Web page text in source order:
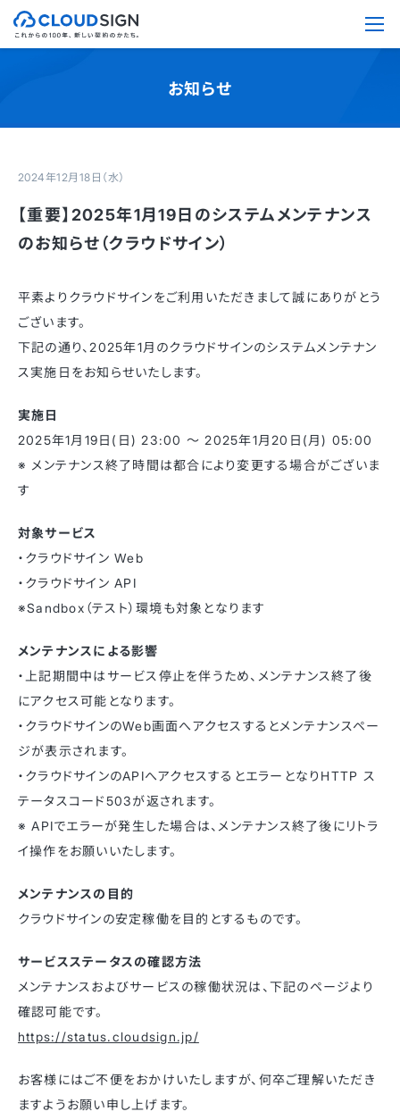
お知らせ
2024年12月18日（水）
【重要】2025年1月19日のシステムメンテナンス
のお知らせ（クラウドサイン）
平素よりクラウドサインをご利用いただきまして誠にありがとう
ございます。
下記の通り、2025年1月のクラウドサインのシステムメンテナン
ス実施日をお知らせいたします。
実施日
2025年1月19日(日) 23:00 〜 2025年1月20日(月) 05:00
※ メンテナンス終了時間は都合により変更する場合がございま
す
対象サービス
・クラウドサイン Web
・クラウドサイン API
※Sandbox（テスト）環境も対象となります
メンテナンスによる影響
・上記期間中はサービス停止を伴うため、メンテナンス終了後
にアクセス可能となります。
・クラウドサインのWeb画面へアクセスするとメンテナンスペー
ジが表示されます。
・クラウドサインのAPIへアクセスするとエラーとなりHTTP ス
テータスコード503が返されます。
※ APIでエラーが発生した場合は、メンテナンス終了後にリトラ
イ操作をお願いいたします。
メンテナンスの目的
クラウドサインの安定稼働を目的とするものです。
サービスステータスの確認方法
メンテナンスおよびサービスの稼働状況は、下記のページより
確認可能です。
https://status.cloudsign.jp/
お客様にはご不便をおかけいたしますが、何卒ご理解いただき
ますようお願い申し上げます。